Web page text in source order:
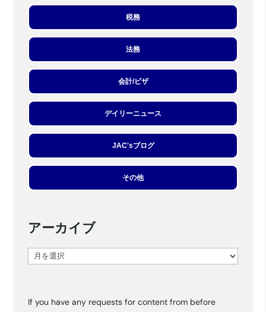
税務
法務
会計/ビザ
デイリーニュース
JAC'sブログ
その他
アーカイブ
ア
イ
If you have any requests for content from before